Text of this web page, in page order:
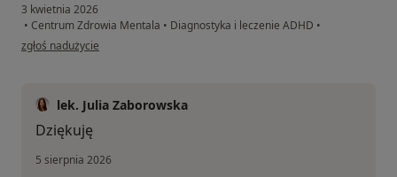
3 kwietnia 2026
• Centrum Zdrowia Mentala • Diagnostyka i leczenie ADHD •
w opinii użytkownika Marek
zgłoś nadużycie
lek. Julia Zaborowska
Dziękuję
5 sierpnia 2026